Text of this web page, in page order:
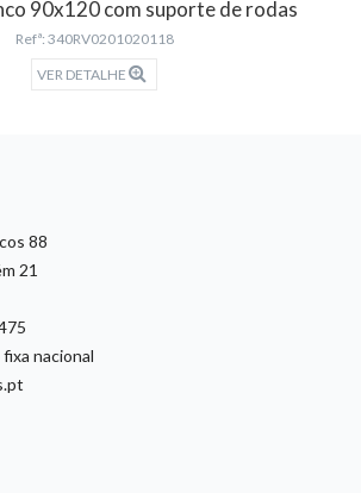
90x120 com suporte de rodas
Refª: 340RV0201020118
VER DETALHE
88
21
nacional